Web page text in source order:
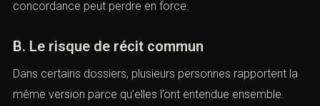
Ont participé à une discussion commune.
Ont une relation avec une partie.
Si les témoins ne sont pas indépendants, leur
concordance peut perdre en force.